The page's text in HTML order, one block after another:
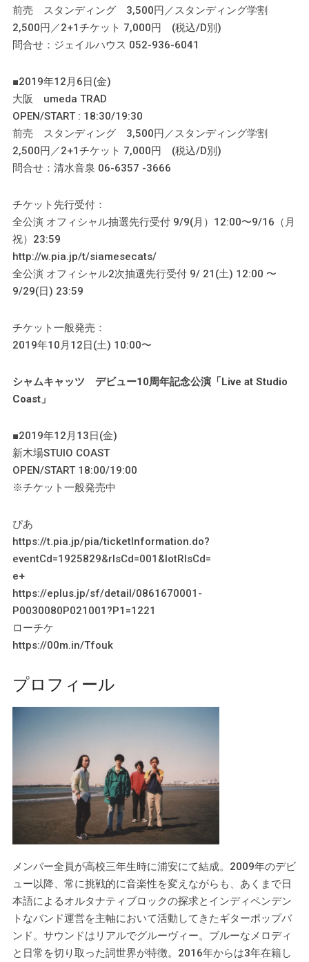
前売 スタンディング 3,500円／スタンディング学割
2,500円／2+1チケット 7,000円 (税込/D別)
問合せ：ジェイルハウス 052-936-6041
■2019年12月6日(金)
大阪 umeda TRAD
OPEN/START : 18:30/19:30
前売 スタンディング 3,500円／スタンディング学割
2,500円／2+1チケット 7,000円 (税込/D別)
問合せ：清水音泉 06-6357 -3666
チケット先行受付：
全公演 オフィシャル抽選先行受付 9/9(月）12:00〜9/16（月
祝）23:59
http://w.pia.jp/t/siamesecats/
全公演 オフィシャル2次抽選先行受付 9/ 21(土) 12:00 〜
9/29(日) 23:59
チケット一般発売：
2019年10月12日(土) 10:00〜
シャムキャッツ デビュー10周年記念公演「Live at Studio
Coast」
■2019年12月13日(金)
新木場STUIO COAST
OPEN/START 18:00/19:00
※チケット一般発売中
ぴあ
https://t.pia.jp/pia/ticketInformation.do?
eventCd=1925829&rlsCd=001&lotRlsCd=
e+
https://eplus.jp/sf/detail/0861670001-
P0030080P021001?P1=1221
ローチケ
https://00m.in/Tfouk
プロフィール
メンバー全員が高校三年生時に浦安にて結成。2009年のデビ
ュー以降、常に挑戦的に音楽性を変えながらも、あくまで日
本語によるオルタナティブロックの探求とインディペンデン
トなバンド運営を主軸において活動してきたギターポップバ
ンド。サウンドはリアルでグルーヴィー。ブルーなメロディ
と日常を切り取った詞世界が特徴。2016年からは3年在籍し